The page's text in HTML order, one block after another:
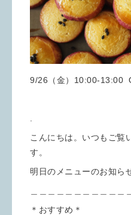
9/26（金）10:00-13:00
こんにちは。いつもご覧
す。
明日のメニューのお知ら
＊おすすめ＊